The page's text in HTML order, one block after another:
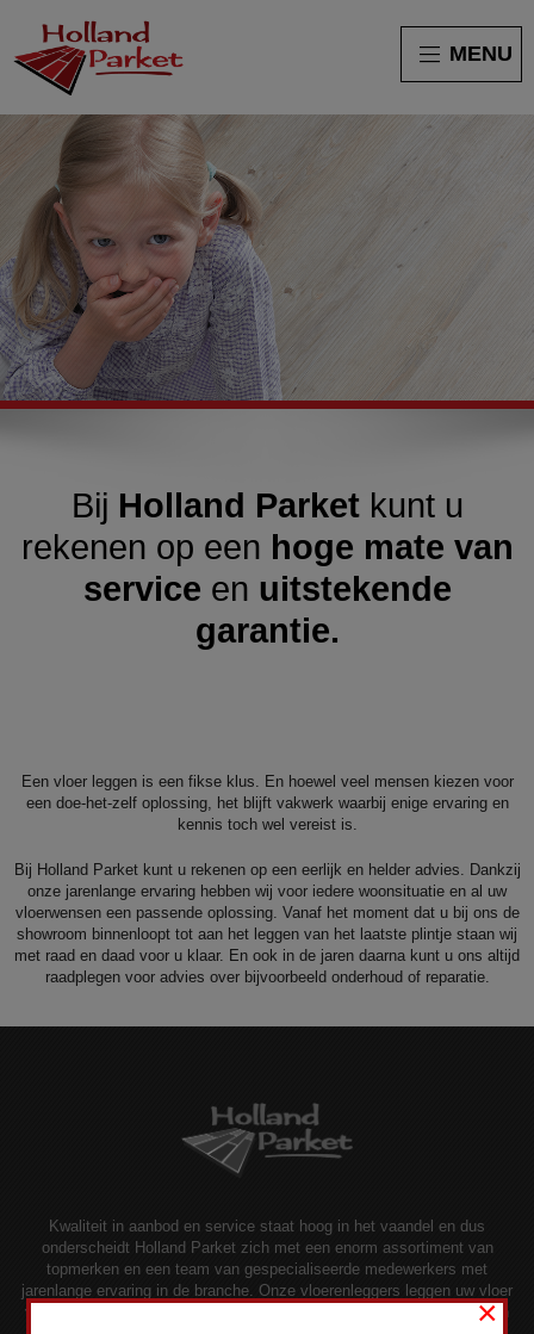
MENU
Bij Holland Parketkunt u
rekenen op een hoge mate van
service en uitstekende
garantie.
Een vloer leggen is een fikse klus. En hoewel veel mensen kiezen voor
een doe-het-zelf oplossing, het blijft vakwerk waarbij enige ervaring en
kennis toch wel vereist is.
Bij Holland Parket kunt u rekenen op een eerlijk en helder advies. Dankzij
onze jarenlange ervaring hebben wij voor iedere woonsituatie en al uw
vloerwensen een passende oplossing. Vanaf het moment dat u bij ons de
showroom binnenloopt tot aan het leggen van het laatste plintje staan wij
met raad en daad voor u klaar. En ook in de jaren daarna kunt u ons altijd
raadplegen voor advies over bijvoorbeeld onderhoud of reparatie.
Kwaliteit in aanbod en service staat hoog in het vaandel en dus
onderscheidt Holland Parket zich met een enorm assortiment van
topmerken en een team van gespecialiseerde medewerkers met
jarenlange ervaring in de branche. Onze vloerenleggers leggen uw vloer
volledig naar uw wens. Visgraat en andere patronen of figuren behoren
×